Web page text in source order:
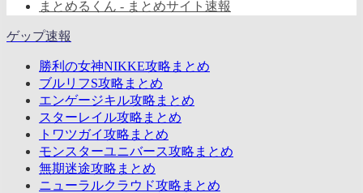
まとめるくん - まとめサイト速報
ゲップ速報
勝利の女神NIKKE攻略まとめ
ブルリフS攻略まとめ
エンゲージキル攻略まとめ
スターレイル攻略まとめ
トワツガイ攻略まとめ
モンスターユニバース攻略まとめ
無期迷途攻略まとめ
ニューラルクラウド攻略まとめ